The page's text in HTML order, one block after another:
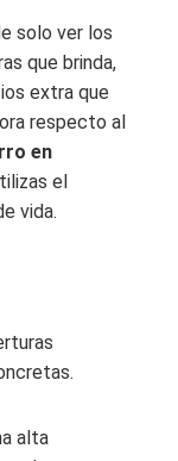
solo ver los
que brinda,
extra que
respecto al
en
el
vida.
alta